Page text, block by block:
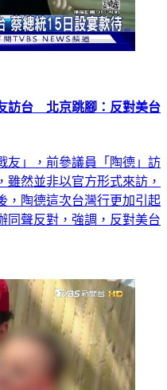
訪台 北京跳腳：反對美台
友」，前參議員「陶德」訪
雖然並非以官方形式來訪，
，陶德這次台灣行更加引起
同聲反對，強調，反對美台